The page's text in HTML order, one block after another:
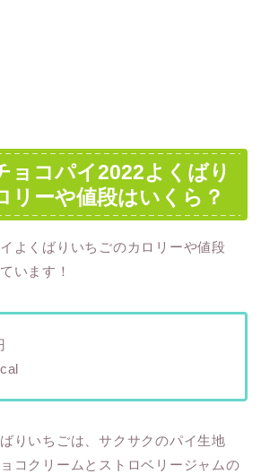
ョコパイ2022よくばり
リーや値段はいくら？
よくばりいちごのカロリーや値段
います！
りいちごは、サクサクのパイ生地
コクリームとストロベリージャムの